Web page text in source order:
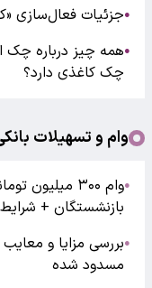
●جزئیات فعال‌سازی
●همه چیز درباره چک
چک کاغذی دارد؟
وام و تسهیلات
●
وام ۳۰۰
بازنشستگان +
●بررسی مزایا و
مسدود شده